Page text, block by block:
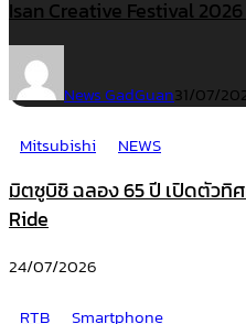
Isan Creative Festival
News GadGuan31/07/
Mitsubishi
NEWS
มิตซูบิชิ ฉลอง 65 ปี เปิดตัวทิ
Ride
24/07/2026
RTB
Smartphone